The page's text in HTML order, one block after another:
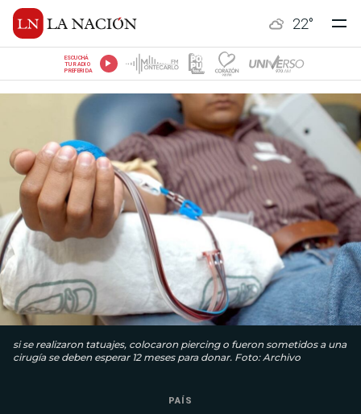
22°
ESCUCHÁ
TU RADIO
PREFERIDA
si se realizaron tatuajes, colocaron piercing o fueron sometidos a una
cirugía se deben esperar 12 meses para donar. Foto: Archivo
PAÍS